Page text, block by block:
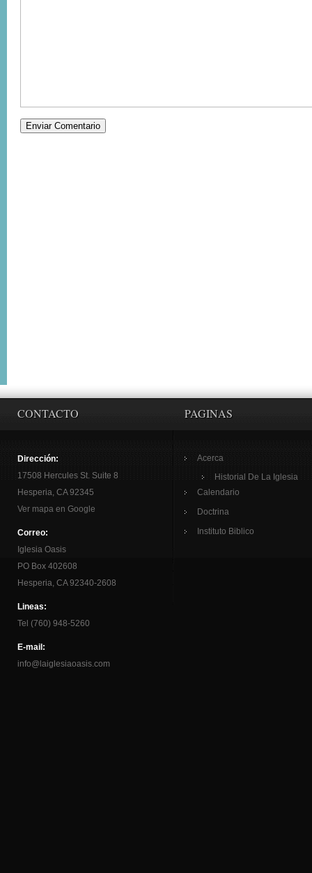
CONTACTO
Dirección:
17508 Hercules St. Suite 8
Hesperia, CA 92345
Ver mapa en Google
Correo:
Iglesia Oasis
PO Box 402608
Hesperia, CA 92340-2608
Lineas:
Tel (760) 948-5260
E-mail:
info@laiglesiaoasis.com
PAGINAS
Acerca
Historial De La Iglesia
Calendario
Doctrina
Instituto Biblico